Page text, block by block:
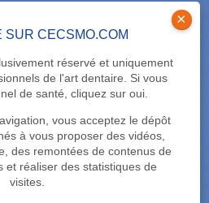
SUR CECSMO.COM
réservé et uniquement
de l'art dentaire. Si vous
de santé, cliquez sur oui.
vous acceptez le dépôt
à vous proposer des vidéos,
des remontées de contenus de
et réaliser des statistiques de
visites.
×